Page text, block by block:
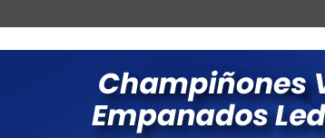
Blog Ofertas